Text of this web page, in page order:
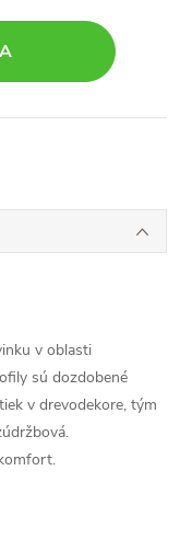
v oblasti
sú dozdobené
v drevodekore, tým